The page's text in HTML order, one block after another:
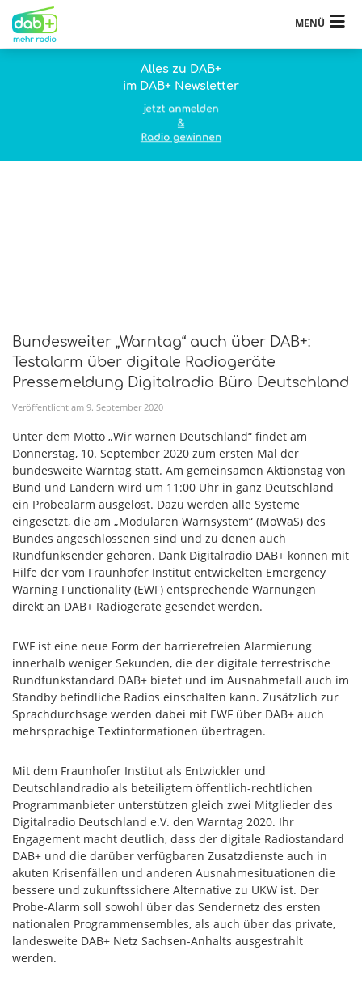
MENÜ
Alles zu DAB+
im DAB+ Newsletter
jetzt anmelden
&
Radio gewinnen
Bundesweiter „Warntag“ auch über DAB+:
Testalarm über digitale Radiogeräte
Pressemeldung Digitalradio Büro Deutschland
Veröffentlicht am 9. September 2020
Unter dem Motto „Wir warnen Deutschland“ findet am
Donnerstag, 10. September 2020 zum ersten Mal der
bundesweite Warntag statt. Am gemeinsamen Aktionstag von
Bund und Ländern wird um 11:00 Uhr in ganz Deutschland
ein Probealarm ausgelöst. Dazu werden alle Systeme
eingesetzt, die am „Modularen Warnsystem“ (MoWaS) des
Bundes angeschlossenen sind und zu denen auch
Rundfunksender gehören. Dank Digitalradio DAB+ können mit
Hilfe der vom Fraunhofer Institut entwickelten Emergency
Warning Functionality (EWF) entsprechende Warnungen
direkt an DAB+ Radiogeräte gesendet werden.
EWF ist eine neue Form der barrierefreien Alarmierung
innerhalb weniger Sekunden, die der digitale terrestrische
Rundfunkstandard DAB+ bietet und im Ausnahmefall auch im
Standby befindliche Radios einschalten kann. Zusätzlich zur
Sprachdurchsage werden dabei mit EWF über DAB+ auch
mehrsprachige Textinformationen übertragen.
Mit dem Fraunhofer Institut als Entwickler und
Deutschlandradio als beteiligtem öffentlich-rechtlichen
Programmanbieter unterstützen gleich zwei Mitglieder des
Digitalradio Deutschland e.V. den Warntag 2020. Ihr
Engagement macht deutlich, dass der digitale Radiostandard
DAB+ und die darüber verfügbaren Zusatzdienste auch in
akuten Krisenfällen und anderen Ausnahmesituationen die
bessere und zukunftssichere Alternative zu UKW ist. Der
Probe-Alarm soll sowohl über das Sendernetz des ersten
nationalen Programmensembles, als auch über das private,
landesweite DAB+ Netz Sachsen-Anhalts ausgestrahlt
werden.